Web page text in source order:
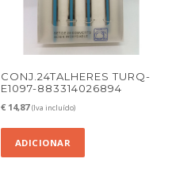
CONJ.24TALHERES TURQ-
E1097-883314026894
€ 14,87 (Iva incluído)
ADICIONAR